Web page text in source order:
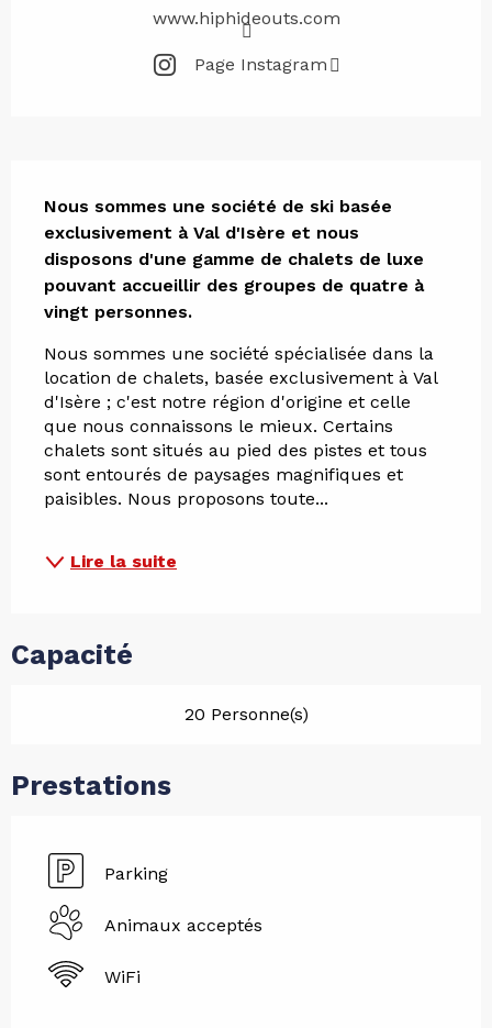
www.hiphideouts.com
Page Instagram
Nous sommes une société de ski basée
exclusivement à Val d'Isère et nous
disposons d'une gamme de chalets de luxe
pouvant accueillir des groupes de quatre à
vingt personnes.
Nous sommes une société spécialisée dans la
location de chalets, basée exclusivement à Val
d'Isère ; c'est notre région d'origine et celle
que nous connaissons le mieux. Certains
chalets sont situés au pied des pistes et tous
sont entourés de paysages magnifiques et
paisibles. Nous proposons toute...
Lire la suite
Capacité
20 Personne(s)
Prestations
Parking
Animaux acceptés
WiFi